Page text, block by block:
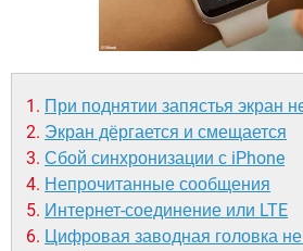
При поднятии запястья экран
Экран дёргается и смещается
Сбой синхронизации с iPhone
Непрочитанные сообщения
Интернет-соединение или LTE
Цифровая заводная головка